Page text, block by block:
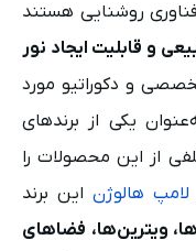
روشنایی هستند
و قابلیت ایجاد نور
و دکوراتیو مورد
یکی از برندهای
از این محصولات را
لامپ هالوژن این برند
ویترین‌ها، فضاهای